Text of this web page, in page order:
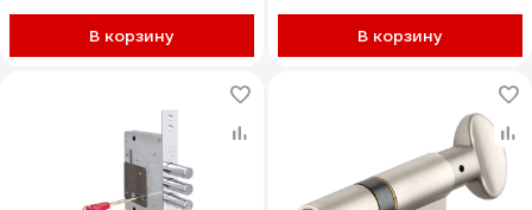
В корзину В корзину